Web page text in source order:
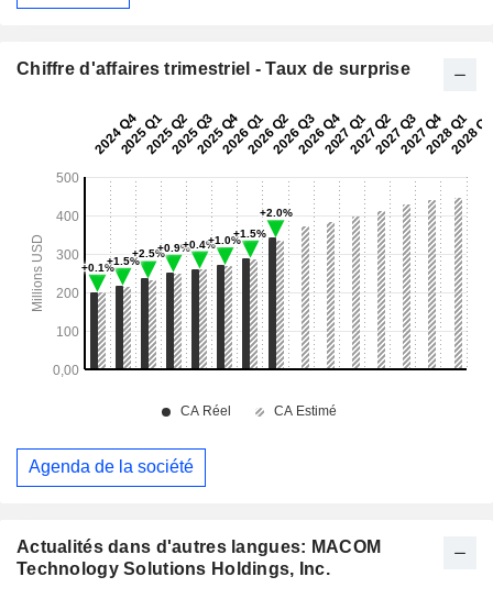
Actualités dans d'autres langues: MACOM
Technology Solutions Holdings, Inc.
Chiffre d'affaires trimestriel - Taux de surprise
Agenda de la société